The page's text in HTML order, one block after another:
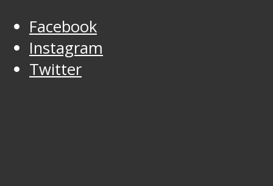
Facebook
Instagram
Twitter